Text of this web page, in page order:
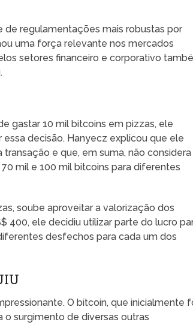
de regulamentações mais robustas por
uma força relevante nos mercados
setores financeiro e corporativo
gastar 10 mil bitcoins em pizzas, ele
decisão. Hanyecz explicou que ele
e que, em suma, não considera
mil e 100 mil bitcoins para diferentes
soube aproveitar a valorização dos
400, ele decidiu utilizar parte do lucro
desfechos para cada um dos
O bitcoin, que inicialmente
surgimento de diversas outras